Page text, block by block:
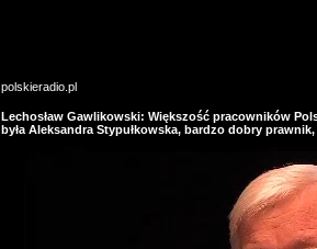
polskieradio.pl
Lechosław Gawlikowski: Większość pracowników
była Aleksandra Stypułkowska, bardzo dobry